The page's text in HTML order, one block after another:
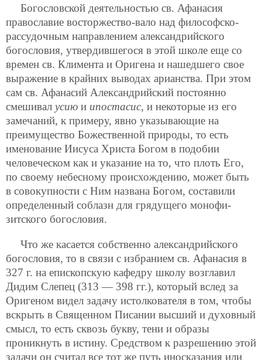
Богословской деятельностью св. Афанасия
православие восторжество-вало над философско-
рассудочным направлением александрийского
богословия, утвердившегося в этой школе еще со
времен св. Климента и Оригена и нашедшего свое
выражение в крайних выводах арианства. При этом
сам св. Афанасий Александрийский постоянно
смешивал усию и ипостасис, и некоторые из его
замечаний, к примеру, явно указывающие на
преимущество Божественной природы, то есть
именование Иисуса Христа Богом в подобии
человеческом как и указание на то, что плоть Его,
по своему небесному происхождению, может быть
в совокупности с Ним названа Богом, составили
определенный соблазн для грядущего монофи-
зитского богословия.
Что же касается собственно александрийского
богословия, то в связи с избранием св. Афанасия в
327 г. на епископскую кафедру школу возглавил
Дидим Слепец (313 — 398 гг.), который вслед за
Оригеном видел задачу истолкователя в том, чтобы
вскрыть в Священном Писании высший и духовный
смысл, то есть сквозь букву, тени и образы
проникнуть в истину. Средством к разрешению этой
задачи он считал все тот же путь иносказания или